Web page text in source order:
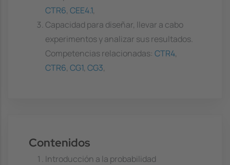
CTR6, CEE4.1,
Capacidad para diseñar, llevar a cabo
experimentos y analizar sus resultados.
Competencias relacionadas: CTR4,
CTR6, CG1, CG3,
Contenidos
Introducción a la probabilidad